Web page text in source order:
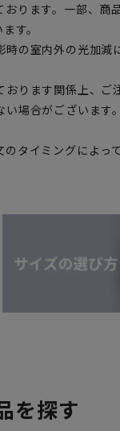
ります。一部、商
す。
の室内外の光加減
ります関係上、ご
場合がございます
タイミングによっ
を探す